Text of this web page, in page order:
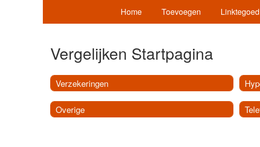
Home Toevoegen
Vergelijken Startpagina
Verzekeringen
Overige